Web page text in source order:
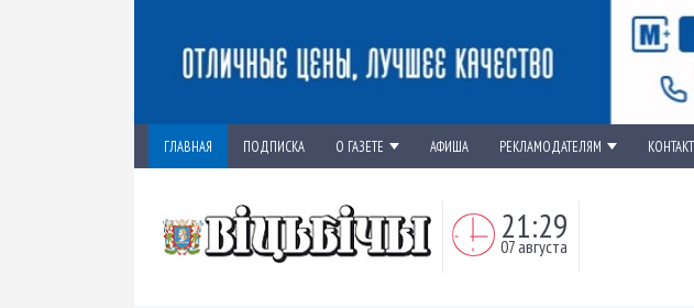
ГЛАВНАЯ ПОДПИСКА О ГАЗЕТЕ АФИША РЕКЛАМОДАТЕЛЯМ
21:29
07 августа